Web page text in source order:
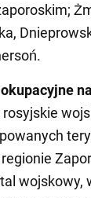
wojskowy,